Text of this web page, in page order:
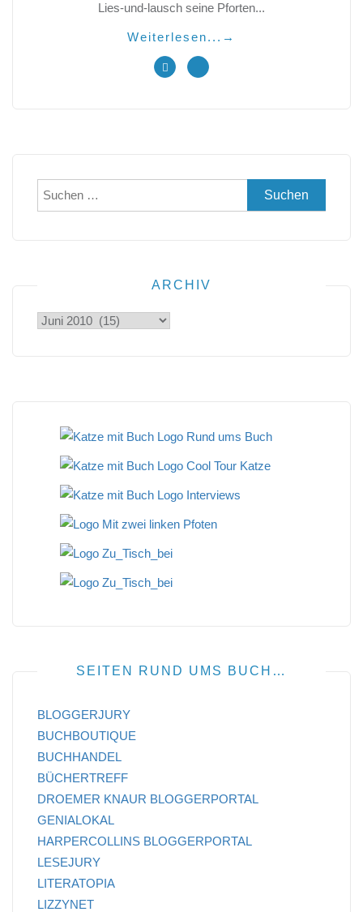
Lies-und-lausch seine Pforten...
Weiterlesen... →
Suchen
nach:
ARCHIV
Archiv
SEITEN RUND UMS BUCH…
BLOGGERJURY
BUCHBOUTIQUE
BUCHHANDEL
BÜCHERTREFF
DROEMER KNAUR BLOGGERPORTAL
GENIALOKAL
HARPERCOLLINS BLOGGERPORTAL
LESEJURY
LITERATOPIA
LIZZYNET